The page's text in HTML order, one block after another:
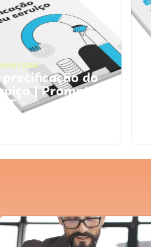
precificação do
| Prompts